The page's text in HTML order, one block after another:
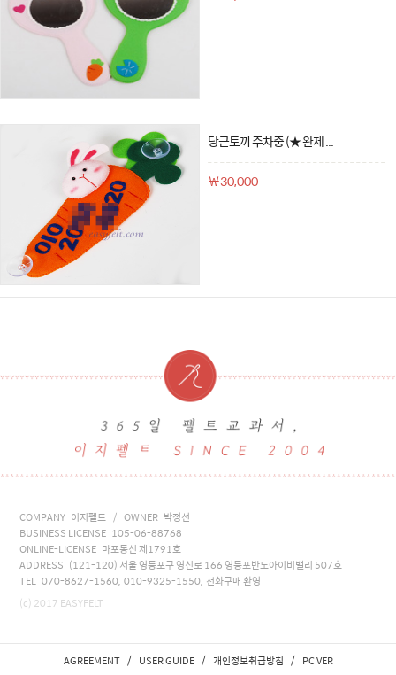
당근토끼 주차중 (★ 완제 ...
￦30,000
COMPANY 이지펠트 / OWNER 박정선
BUSINESS LICENSE 105-06-88768
ONLINE-LICENSE 마포통신 제1791호
ADDRESS (121-120) 서울 영등포구 영신로 166 영등포반도아이비밸리 507호
TEL 070-8627-1560, 010-9325-1550, 전화구매 환영
(c) 2017 EASYFELT
AGREEMENT / USER GUIDE / 개인정보취급방침 / PC VER